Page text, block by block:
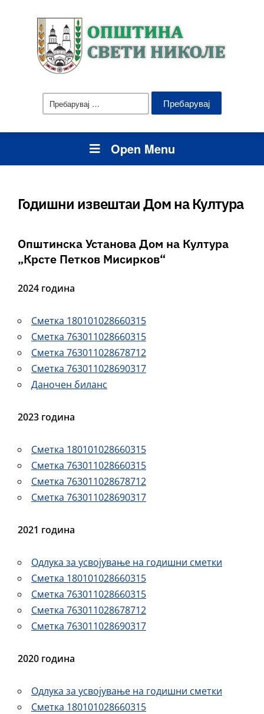
Пребарувај
за:
Open Menu
Годишни извештаи Дом на Култура
Општинска Установа Дом на Култура
„Крсте Петков Мисирков“
2024 година
Сметка 180101028660315
Сметка 763011028660315
Сметка 763011028678712
Сметка 763011028690317
Даночен биланс
2023 година
Сметка 180101028660315
Сметка 763011028660315
Сметка 763011028678712
Сметка 763011028690317
2021 година
Одлука за усвојување на годишни сметки
Сметка 180101028660315
Сметка 763011028660315
Сметка 763011028678712
Сметка 763011028690317
2020 година
Одлука за усвојување на годишни сметки
Сметка 180101028660315